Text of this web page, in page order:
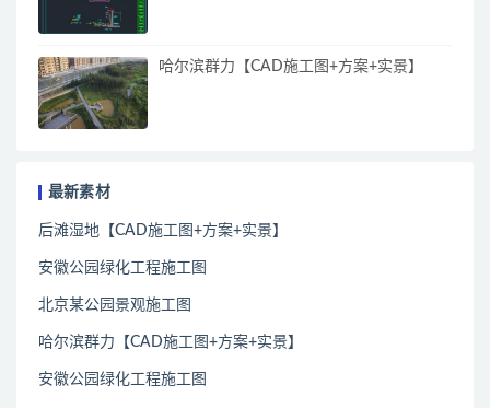
哈尔滨群力【CAD施工图+方案+实景】
最新素材
后滩湿地【CAD施工图+方案+实景】
安徽公园绿化工程施工图
北京某公园景观施工图
哈尔滨群力【CAD施工图+方案+实景】
安徽公园绿化工程施工图